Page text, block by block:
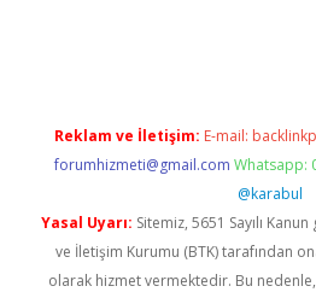
Reklam ve İletişim: E-mail:
forumhizmeti@gmail.com Whatsapp:
@karabul
Yasal Uyarı: Sitemiz, 5651 Sayılı
ve İletişim Kurumu (BTK) tarafından
olarak hizmet vermektedir. Bu